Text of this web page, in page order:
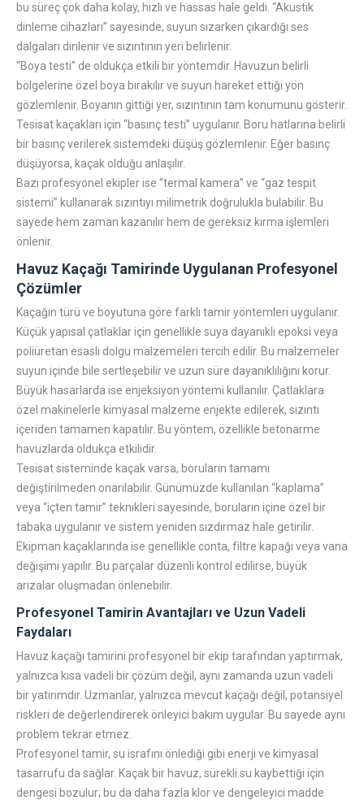
bu süreç çok daha kolay, hızlı ve hassas hale geldi. “Akustik
dinleme cihazları” sayesinde, suyun sızarken çıkardığı ses
dalgaları dinlenir ve sızıntının yeri belirlenir.
“Boya testi” de oldukça etkili bir yöntemdir. Havuzun belirli
bölgelerine özel boya bırakılır ve suyun hareket ettiği yön
gözlemlenir. Boyanın gittiği yer, sızıntının tam konumunu gösterir.
Tesisat kaçakları için “basınç testi” uygulanır. Boru hatlarına belirli
bir basınç verilerek sistemdeki düşüş gözlemlenir. Eğer basınç
düşüyorsa, kaçak olduğu anlaşılır.
Bazı profesyonel ekipler ise “termal kamera” ve “gaz tespit
sistemi” kullanarak sızıntıyı milimetrik doğrulukla bulabilir. Bu
sayede hem zaman kazanılır hem de gereksiz kırma işlemleri
önlenir.
Havuz Kaçağı Tamirinde Uygulanan Profesyonel
Çözümler
Kaçağın türü ve boyutuna göre farklı tamir yöntemleri uygulanır.
Küçük yapısal çatlaklar için genellikle suya dayanıklı epoksi veya
poliüretan esaslı dolgu malzemeleri tercih edilir. Bu malzemeler
suyun içinde bile sertleşebilir ve uzun süre dayanıklılığını korur.
Büyük hasarlarda ise enjeksiyon yöntemi kullanılır. Çatlaklara
özel makinelerle kimyasal malzeme enjekte edilerek, sızıntı
içeriden tamamen kapatılır. Bu yöntem, özellikle betonarme
havuzlarda oldukça etkilidir.
Tesisat sisteminde kaçak varsa, boruların tamamı
değiştirilmeden onarılabilir. Günümüzde kullanılan “kaplama”
veya “içten tamir” teknikleri sayesinde, boruların içine özel bir
tabaka uygulanır ve sistem yeniden sızdırmaz hale getirilir.
Ekipman kaçaklarında ise genellikle conta, filtre kapağı veya vana
değişimi yapılır. Bu parçalar düzenli kontrol edilirse, büyük
arızalar oluşmadan önlenebilir.
Profesyonel Tamirin Avantajları ve Uzun Vadeli
Faydaları
Havuz kaçağı tamirini profesyonel bir ekip tarafından yaptırmak,
yalnızca kısa vadeli bir çözüm değil, aynı zamanda uzun vadeli
bir yatırımdır. Uzmanlar, yalnızca mevcut kaçağı değil, potansiyel
riskleri de değerlendirerek önleyici bakım uygular. Bu sayede aynı
problem tekrar etmez.
Profesyonel tamir, su israfını önlediği gibi enerji ve kimyasal
tasarrufu da sağlar. Kaçak bir havuz, sürekli su kaybettiği için
dengesi bozulur; bu da daha fazla klor ve dengeleyici madde